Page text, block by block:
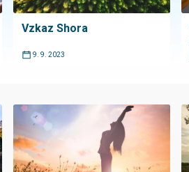
Vzkaz Shora
9. 9. 2023